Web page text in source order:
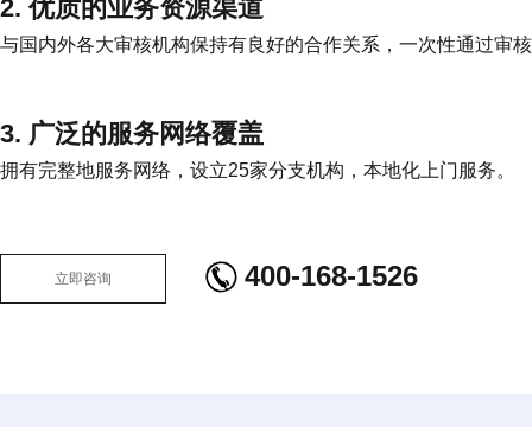
2. 优质的业务资源渠道
与国内外各大审核机构保持有良好的合作关系，一次性通过审
3. 广泛的服务网络覆盖
拥有完整地服务网络，设立25家分支机构，本地化上门服务。
立即咨询 400-168-1526